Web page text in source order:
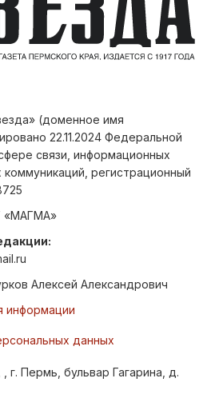
(доменное имя
22.11.2024 Федеральной
связи, информационных
регистрационный
Алексей Александрович
информации
данных
г. Пермь, бульвар Гагарина, д.